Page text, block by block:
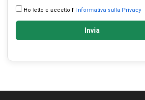
Ho letto e accetto l’ Informativa sulla Privacy
Invia